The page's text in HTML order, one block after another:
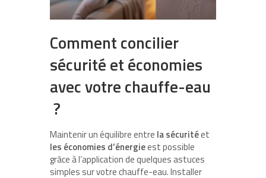
Comment concilier
sécurité et économies
avec votre chauffe-eau
?
Maintenir un équilibre entre la sécuritéet
les économies d’énergieest possible
grâce à l’application de quelques astuces
simples sur votre chauffe-eau. Installer